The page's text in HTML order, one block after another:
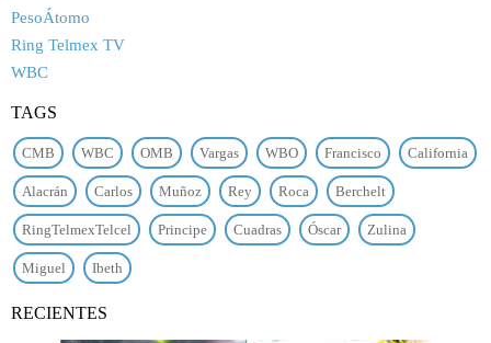
PesoÁtomo
Ring Telmex TV
WBC
TAGS
CMB WBC OMB Vargas WBO Francisco California
Alacrán Carlos Muñoz Rey Roca Berchelt
RingTelmexTelcel Principe Cuadras Óscar Zulina
Miguel Ibeth
RECIENTES